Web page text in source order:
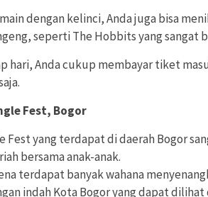
dengan kelinci, Anda juga bisa
seperti The Hobbits yang sangat
hari, Anda cukup membayar tiket
Fest, Bogor
Fest yang terdapat di daerah Bogor
bersama anak-anak.
terdapat banyak wahana
indah Kota Bogor yang dapat